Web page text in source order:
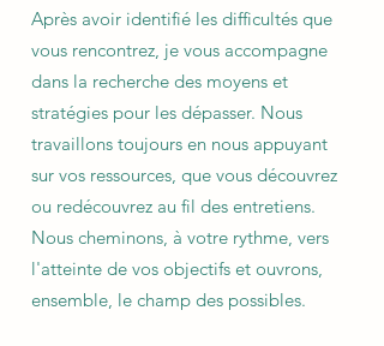
Après avoir identifié les difficultés que
vous rencontrez, je vous accompagne
dans la recherche des moyens et
stratégies pour les dépasser. Nous
travaillons toujours en nous appuyant
sur vos ressources, que vous découvrez
ou redécouvrez au fil des entretiens.
Nous cheminons, à votre rythme, vers
l'atteinte de vos objectifs et ouvrons,
ensemble, le champ des possibles.